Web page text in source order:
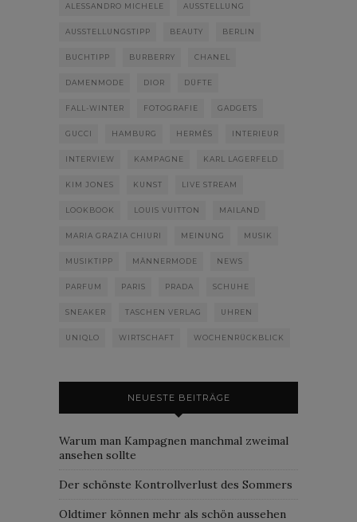
ALESSANDRO MICHELE AUSSTELLUNG
AUSSTELLUNGSTIPP BEAUTY BERLIN
BUCHTIPP BURBERRY CHANEL
DAMENMODE DIOR DÜFTE
FALL-WINTER FOTOGRAFIE GADGETS
GUCCI HAMBURG HERMÈS INTERIEUR
INTERVIEW KAMPAGNE KARL LAGERFELD
KIM JONES KUNST LIVE STREAM
LOOKBOOK LOUIS VUITTON MAILAND
MARIA GRAZIA CHIURI MEINUNG MUSIK
MUSIKTIPP MÄNNERMODE NEWS
PARFUM PARIS PRADA SCHUHE
SNEAKER TASCHEN VERLAG UHREN
UNIQLO WIRTSCHAFT WOCHENRÜCKBLICK
NEUESTE BEITRÄGE
Warum man Kampagnen manchmal zweimal
ansehen sollte
Der schönste Kontrollverlust des Sommers
Oldtimer können mehr als schön aussehen